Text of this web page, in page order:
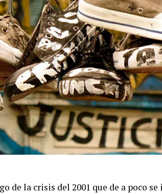
de la crisis del 2001 que de a poco